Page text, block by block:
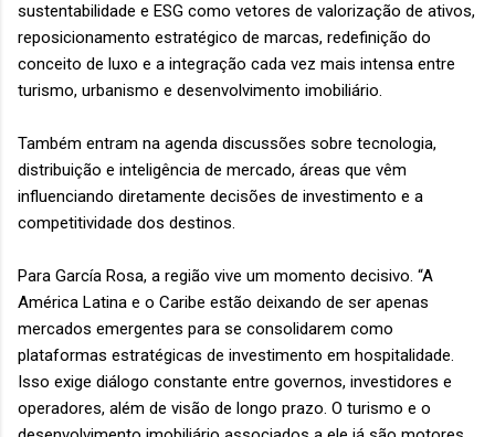
sustentabilidade e ESG como vetores de valorização de ativos,
reposicionamento estratégico de marcas, redefinição do
conceito de luxo e a integração cada vez mais intensa entre
turismo, urbanismo e desenvolvimento imobiliário.
Também entram na agenda discussões sobre tecnologia,
distribuição e inteligência de mercado, áreas que vêm
influenciando diretamente decisões de investimento e a
competitividade dos destinos.
Para García Rosa, a região vive um momento decisivo. “A
América Latina e o Caribe estão deixando de ser apenas
mercados emergentes para se consolidarem como
plataformas estratégicas de investimento em hospitalidade.
Isso exige diálogo constante entre governos, investidores e
operadores, além de visão de longo prazo. O turismo e o